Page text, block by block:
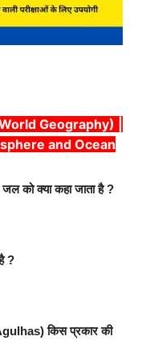
Geography) |
and Ocean
जल को क्या कहा जाता है ?
?
Agulhas) किस प्रकार की